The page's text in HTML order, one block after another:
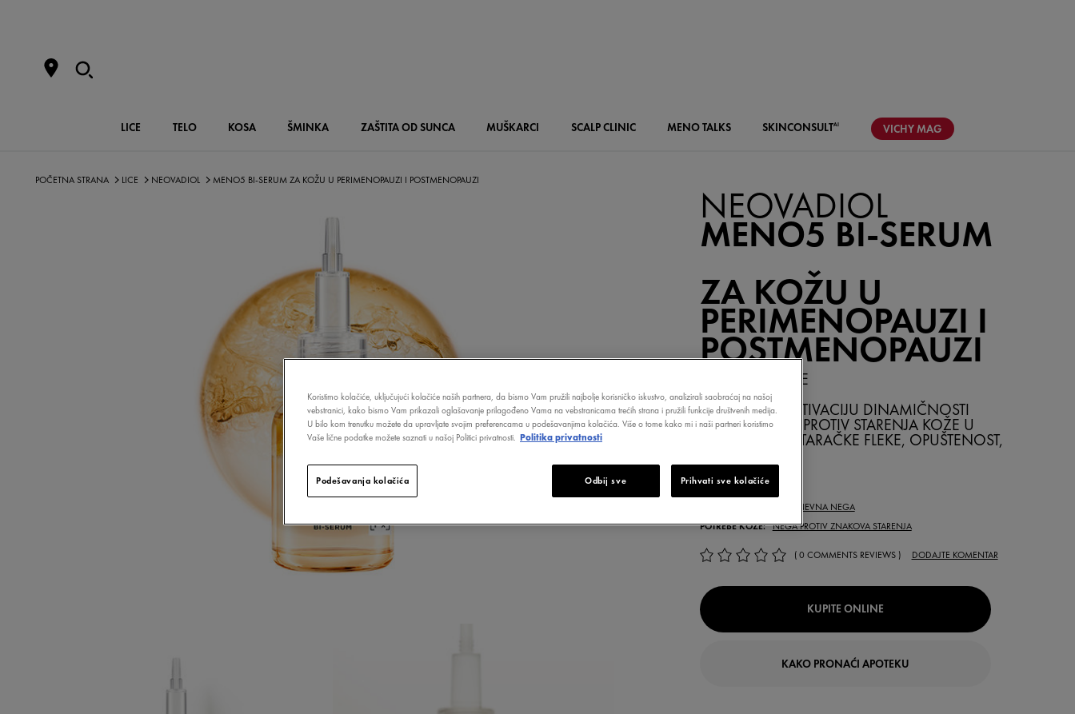
LICE TELO KOSA ŠMINKA ZAŠTITA OD SUNCA MUŠKARCI SCALPCLINIC MENOTALKS SKINCONSULTAI VICHYMAG
POČETNA STRANA LICE NEOVADIOL MENO5 BI-SERUM ZA KOŽU U PERIMENOPAUZI I POSTMENOPAUZI
NEOVADIOL
MENO5 BI-SERUM
ZA KOŽU U
PERIMENOPAUZI I
POSTMENOPAUZI
SVI TIPOVI KOŽE
ZA VIDLJIVU AKTIVACIJU DINAMIČNOSTI
MEHANIZAMA PROTIV STARENJA KOŽE U
MENOPAUZI: STARAČKE FLEKE, OPUŠTENOST,
30ML
DNEVNA NEGA
POTREBE KOŽE: NEGA PROTIV ZNAKOVA STARENJA
( 0 COMMENTS REVIEWS ) DODAJTE KOMENTAR
KUPITE ONLINE
KAKO PRONAĆI APOTEKU
Koristimo kolačiće, uključujući kolačiće naših partnera, da bismo Vam pružili najbolje korisničko iskustvo, analizirali saobraćaj na našoj
vebstranici, kako bismo Vam prikazali oglašavanje prilagođeno Vama na vebstranicama trećih strana i pružili funkcije društvenih medija.
U bilo kom trenutku možete da upravljate svojim preferencama u podešavanjima kolačića. Više o tome kako mi i naši partneri koristimo
Vaše lične podatke možete saznati u našoj Politici privatnosti. Politika privatnosti
Odbij sve Prihvati sve kolačiće
Podešavanja kolačića